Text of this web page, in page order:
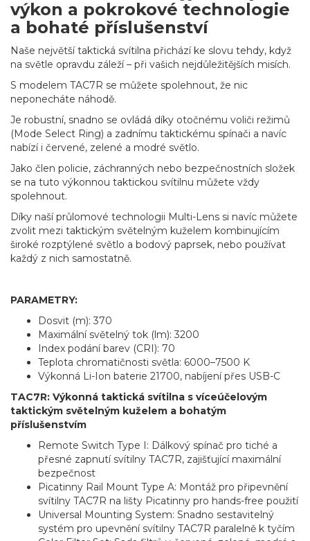
výkon a pokrokové technologie
a bohaté příslušenství
Naše největší taktická svítilna přichází ke slovu tehdy, když
na světle opravdu záleží – při vašich nejdůležitějších misích.
S modelem TAC7R se můžete spolehnout, že nic
neponecháte náhodě.
Je robustní, snadno se ovládá díky otočnému voliči režimů
(Mode Select Ring) a zadnímu taktickému spínači a navíc
nabízí i červené, zelené a modré světlo.
Jako člen policie, záchranných nebo bezpečnostních složek
se na tuto výkonnou taktickou svítilnu můžete vždy
spolehnout.
Díky naší průlomové technologii Multi-Lens si navíc můžete
zvolit mezi taktickým světelným kuželem kombinujícím
široké rozptýlené světlo a bodový paprsek, nebo používat
každý z nich samostatně.
PARAMETRY:
Dosvit (m): 370
Maximální světelný tok (lm): 3200
Index podání barev (CRI): 70
Teplota chromatičnosti světla: 6000–7500 K
Výkonná Li-Ion baterie 21700, nabíjení přes USB-C
TAC7R: Výkonná taktická svítilna s víceúčelovým
taktickým světelným kuželem a bohatým
příslušenstvím
Remote Switch Type I: Dálkový spínač pro tiché a
přesné zapnutí svítilny TAC7R, zajišťující maximální
bezpečnost
Picatinny Rail Mount Type A: Montáž pro připevnění
svítilny TAC7R na lišty Picatinny pro hands-free použití
Universal Mounting System: Snadno sestavitelný
systém pro upevnění svítilny TAC7R paralelně k tyčím